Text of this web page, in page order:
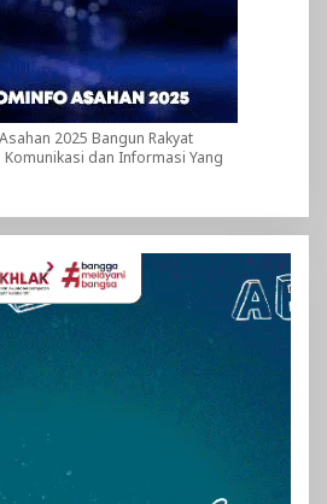
2025 Bangun Rakyat
dan Informasi Yang